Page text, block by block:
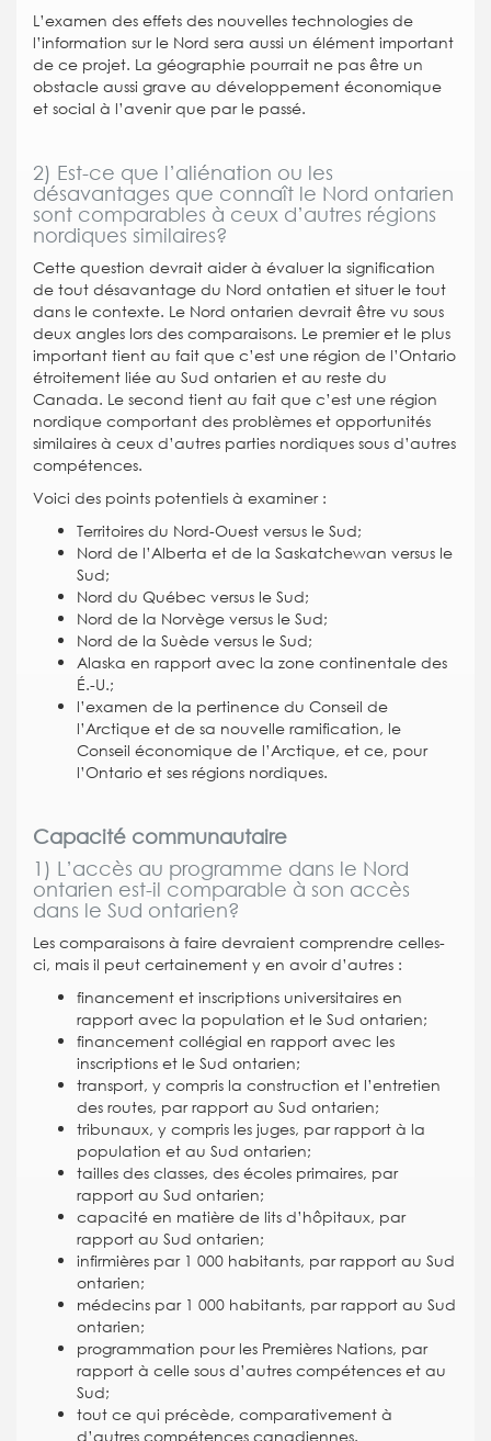
L’examen des effets des nouvelles technologies de
l’information sur le Nord sera aussi un élément important
de ce projet. La géographie pourrait ne pas être un
obstacle aussi grave au développement économique
et social à l’avenir que par le passé.
2) Est-ce que l’aliénation ou les
désavantages que connaît le Nord ontarien
sont comparables à ceux d’autres régions
nordiques similaires?
Cette question devrait aider à évaluer la signification
de tout désavantage du Nord ontatien et situer le tout
dans le contexte. Le Nord ontarien devrait être vu sous
deux angles lors des comparaisons. Le premier et le plus
important tient au fait que c’est une région de l’Ontario
étroitement liée au Sud ontarien et au reste du
Canada. Le second tient au fait que c’est une région
nordique comportant des problèmes et opportunités
similaires à ceux d’autres parties nordiques sous d’autres
compétences.
Voici des points potentiels à examiner :
Territoires du Nord-Ouest versus le Sud;
Nord de l’Alberta et de la Saskatchewan versus le
Sud;
Nord du Québec versus le Sud;
Nord de la Norvège versus le Sud;
Nord de la Suède versus le Sud;
Alaska en rapport avec la zone continentale des
É.-U.;
l’examen de la pertinence du Conseil de
l’Arctique et de sa nouvelle ramification, le
Conseil économique de l’Arctique, et ce, pour
l’Ontario et ses régions nordiques.
Capacité communautaire
1) L’accès au programme dans le Nord
ontarien est-il comparable à son accès
dans le Sud ontarien?
Les comparaisons à faire devraient comprendre celles-
ci, mais il peut certainement y en avoir d’autres :
financement et inscriptions universitaires en
rapport avec la population et le Sud ontarien;
financement collégial en rapport avec les
inscriptions et le Sud ontarien;
transport, y compris la construction et l’entretien
des routes, par rapport au Sud ontarien;
tribunaux, y compris les juges, par rapport à la
population et au Sud ontarien;
tailles des classes, des écoles primaires, par
rapport au Sud ontarien;
capacité en matière de lits d’hôpitaux, par
rapport au Sud ontarien;
infirmières par 1 000 habitants, par rapport au Sud
ontarien;
médecins par 1 000 habitants, par rapport au Sud
ontarien;
programmation pour les Premières Nations, par
rapport à celle sous d’autres compétences et au
Sud;
tout ce qui précède, comparativement à
d’autres compétences canadiennes.